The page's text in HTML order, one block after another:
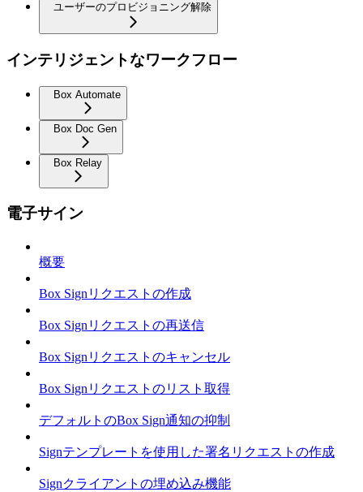
ユーザーのプロビジョニング解除
インテリジェントなワークフロー
Box Automate
Box Doc Gen
Box Relay
電子サイン
概要
Box Signリクエストの作成
Box Signリクエストの再送信
Box Signリクエストのキャンセル
Box Signリクエストのリスト取得
デフォルトのBox Sign通知の抑制
Signテンプレートを使用した署名リクエストの作成
Signクライアントの埋め込み機能